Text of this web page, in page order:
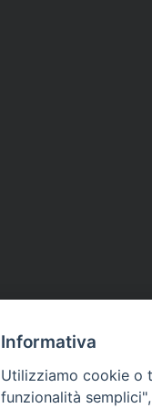
Informativa
Utilizziamo cookie o
funzionalità